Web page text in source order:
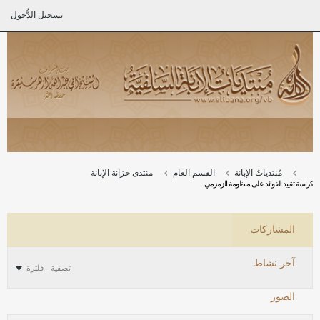
تسجيل الدُّخول
مُنتدياتُ الإبانة القسم العام منتدى خزانة الإبانة
كراسة تقييد الفوائد على منظومة الزمزمي
المشاركات
آخر نشاط
الصور
تصفية - فلترة